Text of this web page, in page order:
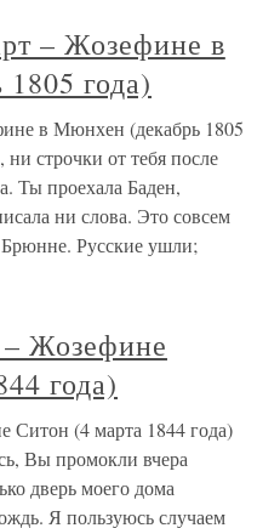
– Жозефине в
года)
в Мюнхен (декабрь 1805
строчки от тебя после
Ты проехала Баден,
ни слова. Это совсем
Русские ушли;
Жозефине
года)
Ситон (4 марта 1844 года)
Вы промокли вчера
дверь моего дома
Я пользуюсь случаем